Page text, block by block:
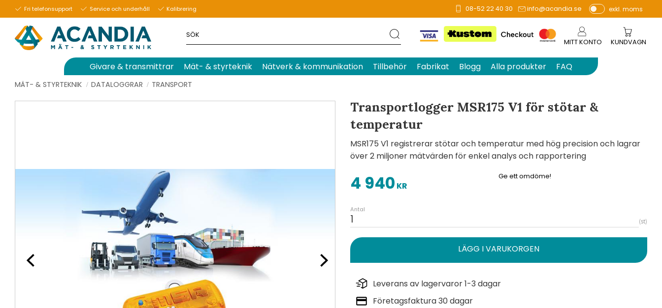
Fri telefonsupport Service och underhåll Kalibrering 08-52 22 40 30 info@acandia.se
P
e
r
vi
s
exkl. moms
MITT KONTO KUNDVAGN
Givare & transmittrar Mät- & styrteknik Nätverk & kommunikation Tillbehör Fabrikat Blogg Alla produkter FAQ
MÄT- & STYRTEKNIK DATALOGGRAR TRANSPORT
Transportlogger MSR175 V1 för stötar &
temperatur
MSR175 V1 registrerar stötar och temperatur med hög precision och lagrar
över 2 miljoner mätvärden för enkel analys och rapportering
4 940 KR
Antal
st
Leverans av lagervaror 1-3 dagar
Företagsfaktura 30 dagar
Ge ett omdöme!
Baserat på 0 betyg.